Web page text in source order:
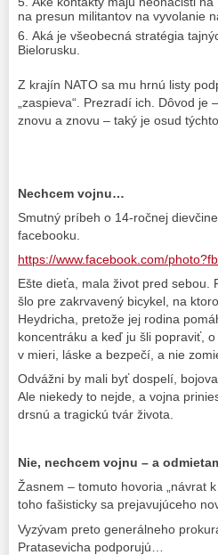
na presun militantov na vyvolanie
Aká je všeobecná stratégia
Bielorusku.
Z krajín NATO sa mu hrnú listy
„zaspieva“. Prezradí ich. Dôvod
znovu a znovu – taký je osud
Nechcem vojnu…
Smutný príbeh o 14-ročnej
facebooku.
https://www.facebook.com/
Ešte dieťa, mala život pred sebou.
šlo pre zakrvavený bicykel, na
Heydricha, pretože jej rodina
koncentráku a keď ju šli popraviť,
v mieri, láske a bezpečí, a nie
Odvážni by mali byť dospelí,
Ale niekedy to nejde, a vojna
drsnú a tragickú tvár života.
Nie, nechcem vojnu – a
Žasnem – tomuto hovoria „návrat
toho fašisticky sa prejavujúceho
Vyzývam preto generálneho
Pratasevicha podporujú…